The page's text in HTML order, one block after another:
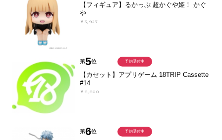
【フィギュア】るかっぷ 超かぐや姫！ かぐ
や
￥3,927
第5位
【カセット】アプリゲーム 18TRIP Cassette
#14
￥8,800
予約受付中
第6位 予約受付中